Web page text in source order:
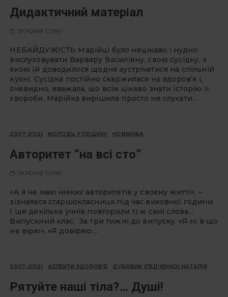
Дидактичний матеріал
19 РОКІВ ТОМУ
НЕБАЙДУЖІСТЬ Марійці було нецікаво і нудно
вислуховувати Варвару Василівну, свою сусідку, з
якою їй доводилося щодня зустрічатися на спільній
кухні. Сусідка постійно скаржилася на здоров’я і,
очевидно, вважала, що всім цікаво знати історію її
хвороби. Марійка вирішила просто не слухати…
2007-2(02) МОЛОДЬ У ПОШУКУ НОВІКОВА
Авторитет “на всі сто”
19 РОКІВ ТОМУ
«А я не маю ніяких авторитетів у своєму житті», –
зізналася старшокласниця під час виховної години.
І ще декілька учнів повторили ті ж самі слова...
Випускний клас. За три тижні до випуску. «Я ні в що
не вірю». «Я довіряю…
2007-2(02) АСПЕКТИ ЗДОРОВ’Я ДУБОВИК (ПЕДЧЕНКО) НАТАЛІЯ
Рятуйте наші тіла?… Душі!